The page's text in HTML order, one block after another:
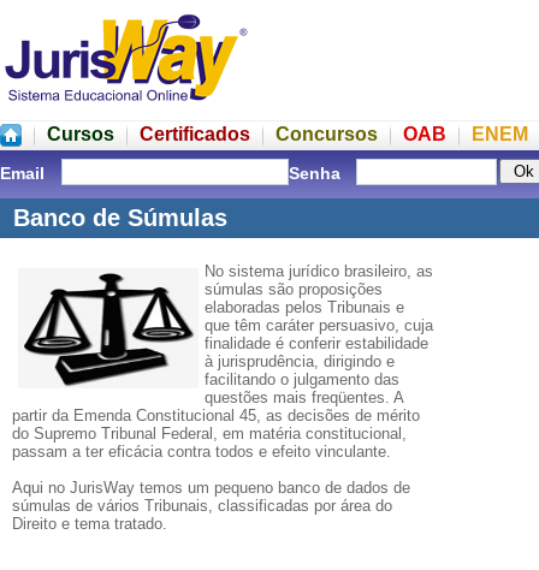
Cursos Certificados Concursos OAB ENEM
Email Senha
Banco de Súmulas
No sistema jurídico brasileiro, as
súmulas são proposições
elaboradas pelos Tribunais e
que têm caráter persuasivo, cuja
finalidade é conferir estabilidade
à jurisprudência, dirigindo e
facilitando o julgamento das
questões mais freqüentes. A
partir da Emenda Constitucional 45, as decisões de mérito
do Supremo Tribunal Federal, em matéria constitucional,
passam a ter eficácia contra todos e efeito vinculante.
Aqui no JurisWay temos um pequeno banco de dados de
súmulas de vários Tribunais, classificadas por área do
Direito e tema tratado.